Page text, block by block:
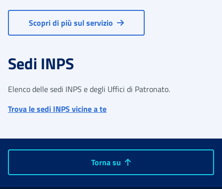
Scopri di più sul servizio
Sedi INPS
Elenco delle sedi INPS e degli Uffici di Patronato.
Trova le sedi INPS vicine a te
Torna su